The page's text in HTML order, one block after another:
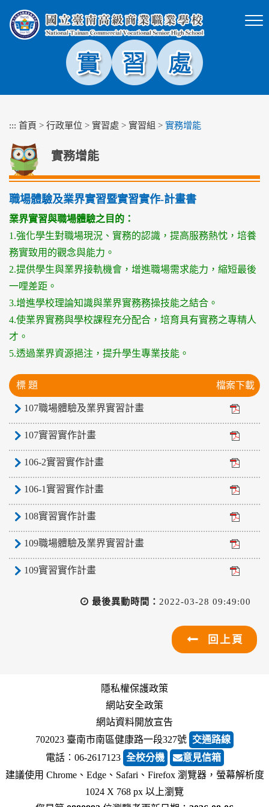
塊
::: 首頁 > 行政單位 > 實習處 > 實習組 > 實務增能
實務增能
職場體驗及業界實習暨實習實作-計畫書
業界實習與職場體驗之目的：
1.強化學生對職場現況、實務的認識，提高服務熱忱，培養
務實致用的觀念與能力。
2.提供學生與業界接軌機會，增進職場需求能力，縮短最後
一哩差距。
3.增進學校理論知識與業界實務務操技能之結合。
4.使業界實務與學校課程充分配合，培育具有實務之專精人
才。
5.透過業界資源挹注，提升學生專業技能。
標 題 檔案下載
107職場體驗及業界實習計畫
107實習實作計畫
106-2實習實作計畫
106-1實習實作計畫
108實習實作計畫
109職場體驗及業界實習計畫
109實習實作計畫
最後異動時間： 2022-03-28 09:49:00
回上頁
隱私權保護政策
網站安全政策
網站資料開放宣告
702023 臺南市南區健康路一段327號 交通路線
電話︰06-2617123 全校分機
意見信箱
建議使用 Chrome、Edge、Safari、Firefox 瀏覽器，螢幕解析度
1024 X 768 px 以上瀏覽